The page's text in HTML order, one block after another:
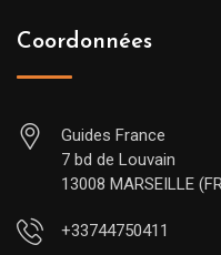
Coordonnées
Guides France
7 bd de Louvain
13008 MARSEILLE
+33744750411